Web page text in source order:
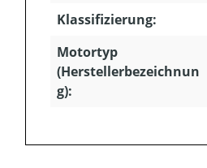
Klassifizierung:
Motortyp
(Herstellerbezeichnun
g):